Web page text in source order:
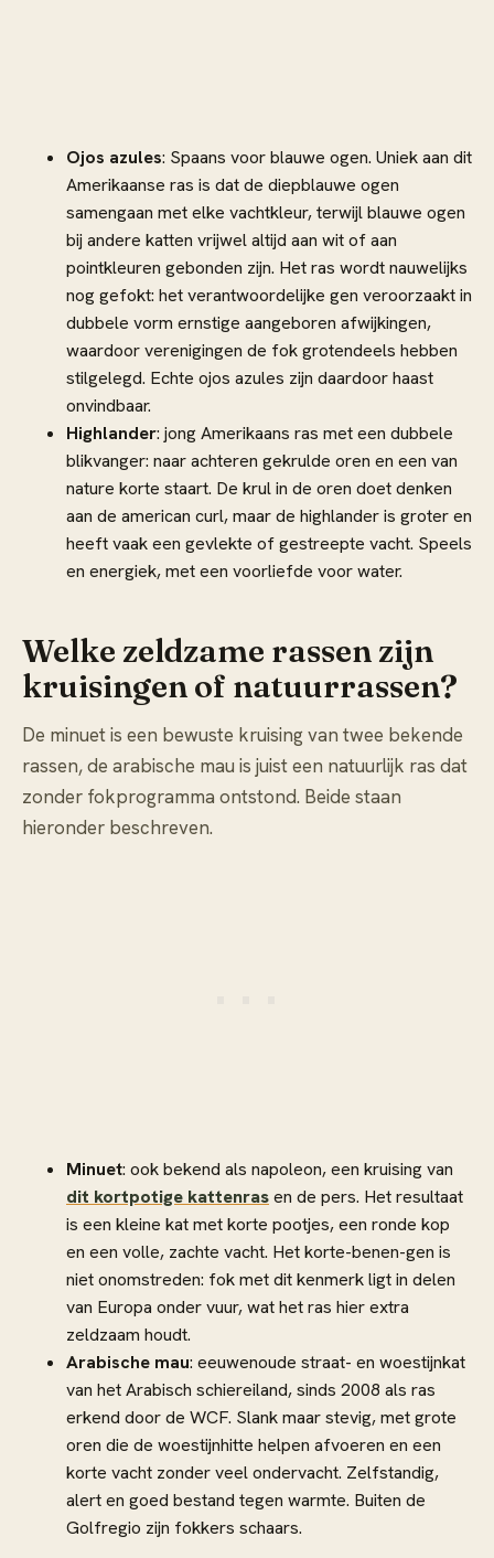
Ojos azules: Spaans voor blauwe ogen. Uniek aan dit
Amerikaanse ras is dat de diepblauwe ogen
samengaan met elke vachtkleur, terwijl blauwe ogen
bij andere katten vrijwel altijd aan wit of aan
pointkleuren gebonden zijn. Het ras wordt nauwelijks
nog gefokt: het verantwoordelijke gen veroorzaakt in
dubbele vorm ernstige aangeboren afwijkingen,
waardoor verenigingen de fok grotendeels hebben
stilgelegd. Echte ojos azules zijn daardoor haast
onvindbaar.
Highlander: jong Amerikaans ras met een dubbele
blikvanger: naar achteren gekrulde oren en een van
nature korte staart. De krul in de oren doet denken
aan de american curl, maar de highlander is groter en
heeft vaak een gevlekte of gestreepte vacht. Speels
en energiek, met een voorliefde voor water.
Welke zeldzame rassen zijn
kruisingen of natuurrassen?
De minuet is een bewuste kruising van twee bekende
rassen, de arabische mau is juist een natuurlijk ras dat
zonder fokprogramma ontstond. Beide staan
hieronder beschreven.
Minuet: ook bekend als napoleon, een kruising van
dit kortpotige kattenrasen de pers. Het resultaat
is een kleine kat met korte pootjes, een ronde kop
en een volle, zachte vacht. Het korte-benen-gen is
niet onomstreden: fok met dit kenmerk ligt in delen
van Europa onder vuur, wat het ras hier extra
zeldzaam houdt.
Arabische mau: eeuwenoude straat- en woestijnkat
van het Arabisch schiereiland, sinds 2008 als ras
erkend door de WCF. Slank maar stevig, met grote
oren die de woestijnhitte helpen afvoeren en een
korte vacht zonder veel ondervacht. Zelfstandig,
alert en goed bestand tegen warmte. Buiten de
Golfregio zijn fokkers schaars.